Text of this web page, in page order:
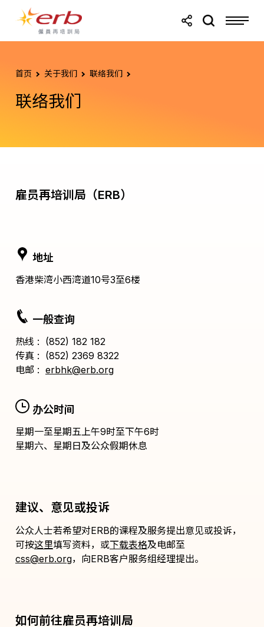
跳转至主要内容
首页 关于我们 联络我们
联络我们
雇员再培训局（ERB）
地址
香港柴湾小西湾道10号3至6楼
一般查询
热线 : (852) 182 182
传真 : (852) 2369 8322
电邮 : erbhk@erb.org
办公时间
星期一至星期五上午9时至下午6时
星期六、星期日及公众假期休息
建议、意见或投诉
公众人士若希望对ERB的课程及服务提出意见或投诉，
可按这里填写资料，或下载表格及电邮至
css@erb.org，向ERB客户服务组经理提出。
如何前往雇员再培训局